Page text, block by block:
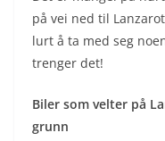
på vei ned til
lurt å ta med seg
trenger det!
Biler som velter på
grunn